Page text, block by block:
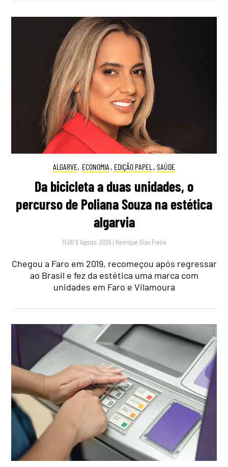
ALGARVE, ECONOMIA , EDIÇÃO PAPEL , SAÚDE
Da bicicleta a duas unidades, o
percurso de Poliana Souza na estética
algarvia
11:00 9 Agosto, 2026 | Henrique Dias Freire
Chegou a Faro em 2019, recomeçou após regressar
ao Brasil e fez da estética uma marca com
unidades em Faro e Vilamoura